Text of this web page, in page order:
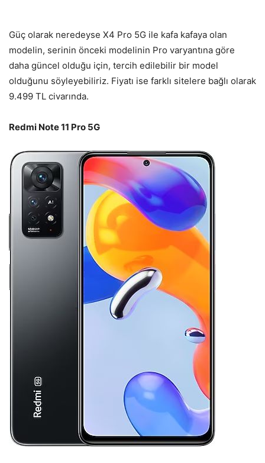
Güç olarak neredeyse X4 Pro 5G ile kafa kafaya olan
modelin, serinin önceki modelinin Pro varyantına göre
daha güncel olduğu için, tercih edilebilir bir model
olduğunu söyleyebiliriz. Fiyatı ise farklı sitelere bağlı olarak
9.499 TL civarında.
Redmi Note 11 Pro 5G